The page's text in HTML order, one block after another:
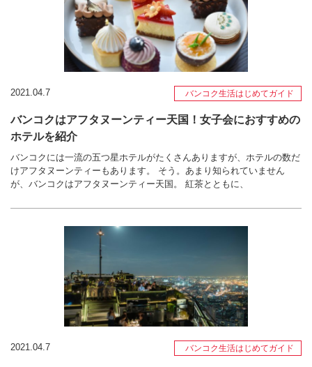
2021.04.7 バンコク生活はじめてガイド
バンコクはアフタヌーンティー天国！女子会におすすめの
ホテルを紹介
バンコクには一流の五つ星ホテルがたくさんありますが、ホテルの数だ
けアフタヌーンティーもあります。 そう。あまり知られていません
が、バンコクはアフタヌーンティー天国。 紅茶とともに、
2021.04.7 バンコク生活はじめてガイド